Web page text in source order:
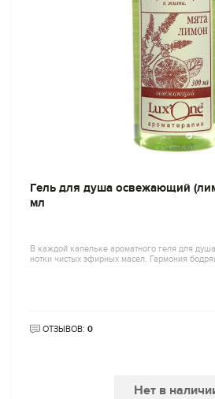
Гель для душа освежающий
мл
В каждой капельке ароматного геля для
нотки чистых эфирных масел. Гармония
ОТЗЫВОВ: 0
Нет в